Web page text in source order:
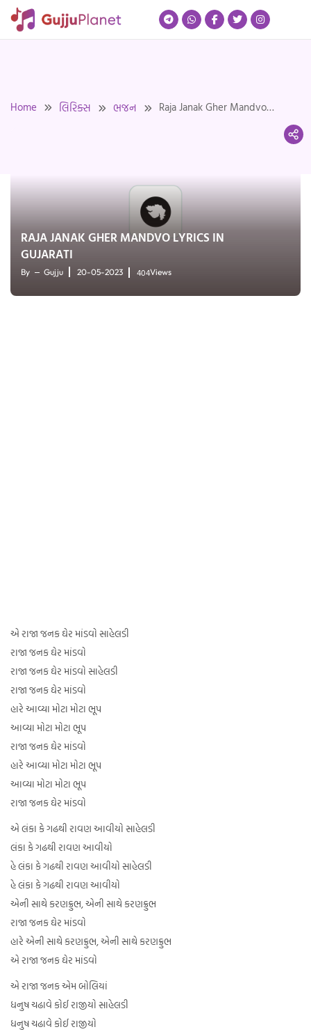
Skip
Home લિરિક્સ ભજન
Raja Janak Gher Mandvo
RAJA JANAK GHER MANDVO LYRICS IN
GUJARATI
By Gujju 20-05-2023 404Views
એ રાજા જનક ઘેર માંડવો સાહેલડી
રાજા જનક ઘેર માંડવો
રાજા જનક ઘેર માંડવો સાહેલડી
રાજા જનક ઘેર માંડવો
હારે આવ્યા મોટા મોટા ભૂપ
આવ્યા મોટા મોટા ભૂપ
રાજા જનક ઘેર માંડવો
હારે આવ્યા મોટા મોટા ભૂપ
આવ્યા મોટા મોટા ભૂપ
રાજા જનક ઘેર માંડવો
એ લંકા કે ગઢથી રાવણ આવીયો સાહેલડી
લંકા કે ગઢથી રાવણ આવીયો
હે લંકા કે ગઢથી રાવણ આવીયો સાહેલડી
હે લંકા કે ગઢથી રાવણ આવીયો
એની સાથે કરણક્રુભ, એની સાથે કરણક્રુભ
રાજા જનક ઘેર માંડવો
હારે એની સાથે કરણક્રુભ, એની સાથે કરણક્રુભ
એ રાજા જનક ઘેર માંડવો
એ રાજા જનક એમ બોલિયાં
ધનુષ ચઢાવે કોઈ રાજીયો સાહેલડી
ધનુષ ચઢાવે કોઈ રાજીયો